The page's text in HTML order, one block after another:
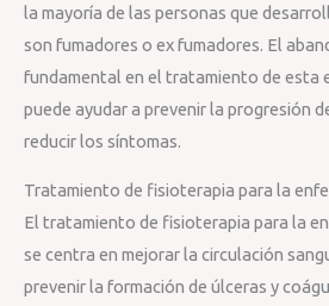
la mayoría de las personas que
son fumadores o ex fumadores. El
fundamental en el tratamiento de esta
puede ayudar a prevenir la progresión
reducir los síntomas.
Tratamiento de fisioterapia para la
El tratamiento de fisioterapia para la
se centra en mejorar la circulación
prevenir la formación de úlceras y